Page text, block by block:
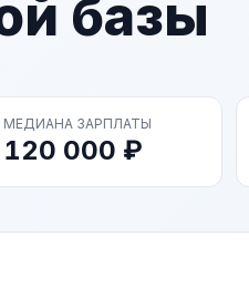
базы
МЕДИАНА ЗАРПЛАТЫ
120 000 ₽